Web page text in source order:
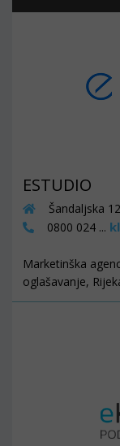
ESTUDIO
Šandaljska
0800 024 ...
Marketinška
oglašavanje,